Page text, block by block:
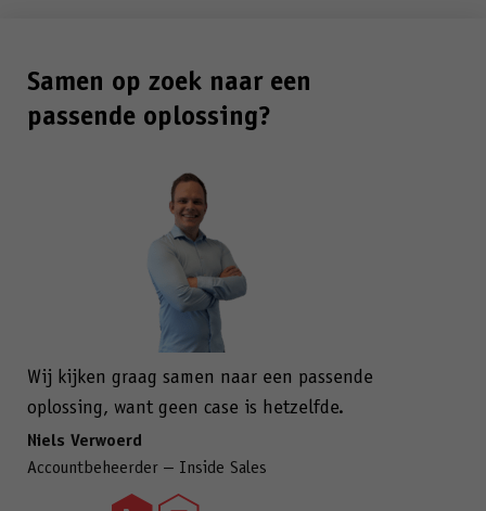
Samen op zoek naar een
passende oplossing?
Wij kijken graag samen naar een passende
oplossing, want geen case is hetzelfde.
Niels Verwoerd
Accountbeheerder – Inside Sales